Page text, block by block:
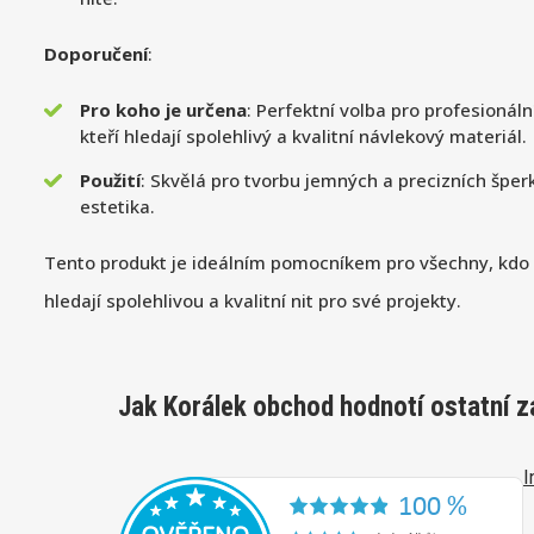
Doporučení:
Pro koho je určena: Perfektní volba pro
kteří hledají spolehlivý a kvalitní návlekový materiál.
Použití: Skvělá pro tvorbu jemných a precizních
estetika.
Tento produkt je ideálním pomocníkem pro všechny,
hledají spolehlivou a kvalitní nit pro své projekty.
Jak Korálek obchod hodnotí ostatní